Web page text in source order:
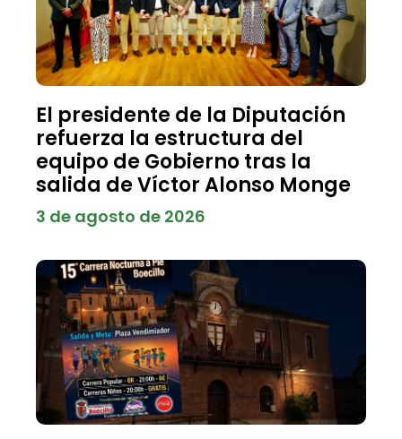
El presidente de la Diputación
refuerza la estructura del
equipo de Gobierno tras la
salida de Víctor Alonso Monge
3 de agosto de 2026